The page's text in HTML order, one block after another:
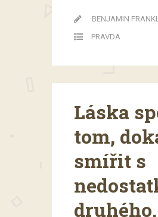
BENJAMIN
PRAVDA
Láska
tom,
smířit s
druhého.